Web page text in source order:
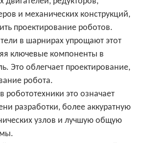
и механических конструкций,
проектирование роботов.
в шарнирах упрощают этот
ключевые компоненты в
Это облегчает проектирование,
робота.
робототехники это означает
разработки, более аккуратную
узлов и лучшую общую